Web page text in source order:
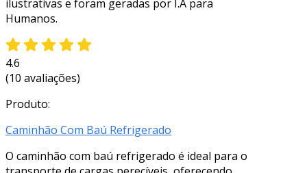
ilustrativas e foram geradas por I.A para
Humanos.
4.6
(10 avaliações)
Produto:
Caminhão Com Baú Refrigerado
O caminhão com baú refrigerado é ideal para o